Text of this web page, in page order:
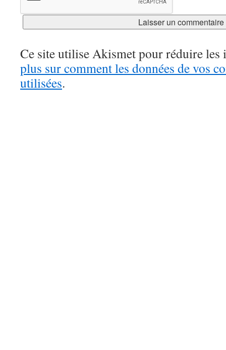
Ce site utilise Akismet pour réduire les
plus sur comment les données de vos
utilisées.